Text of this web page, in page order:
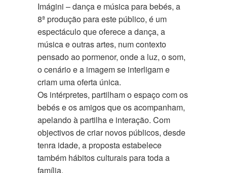
Imágini – dança e música para bebés, a
8ª produção para este público, é um
espectáculo que oferece a dança, a
música e outras artes, num contexto
pensado ao pormenor, onde a luz, o som,
o cenário e a imagem se interligam e
criam uma oferta única.
Os intérpretes, partilham o espaço com os
bebés e os amigos que os acompanham,
apelando à partilha e interação. Com
objectivos de criar novos públicos, desde
tenra idade, a proposta estabelece
também hábitos culturais para toda a
família.